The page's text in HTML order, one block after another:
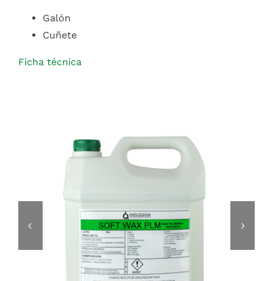
Galón
Cuñete
Ficha técnica
 